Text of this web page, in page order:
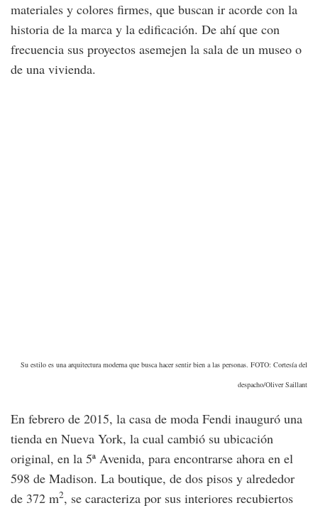
materiales y colores firmes, que buscan ir acorde con la
historia de la marca y la edificación. De ahí que con
frecuencia sus proyectos asemejen la sala de un museo o
de una vivienda.
Su estilo es una arquitectura moderna que busca hacer sentir bien a las personas. FOTO: Cortesía del
despacho/Oliver Saillant
En febrero de 2015, la casa de moda Fendi inauguró una
tienda en Nueva York, la cual cambió su ubicación
original, en la 5ª Avenida, para encontrarse ahora en el
598 de Madison. La boutique, de dos pisos y alrededor
de 372 m2, se caracteriza por sus interiores recubiertos